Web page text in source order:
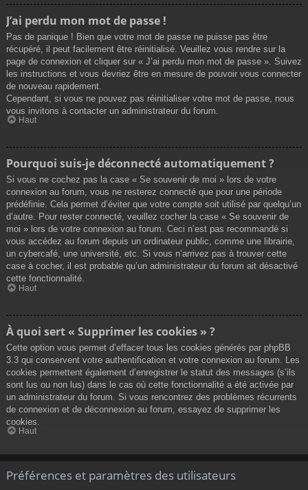
J’ai perdu mon mot de passe !
Pas de panique ! Bien que votre mot de passe ne puisse pas être
récupéré, il peut facilement être réinitialisé. Veuillez vous rendre sur la
page de connexion et cliquer sur « J’ai perdu mon mot de passe ». Suivez
les instructions et vous devriez être en mesure de pouvoir vous connecter
de nouveau rapidement.
Cependant, si vous ne pouvez pas réinitialiser votre mot de passe, nous
vous invitons à contacter un administrateur du forum.
Haut
Pourquoi suis-je déconnecté automatiquement ?
Si vous ne cochez pas la case « Se souvenir de moi » lors de votre
connexion au forum, vous ne resterez connecté que pour une période
prédéfinie. Cela permet d’éviter que votre compte soit utilisé par quelqu’un
d’autre. Pour rester connecté, veuillez cocher la case « Se souvenir de
moi » lors de votre connexion au forum. Ceci n’est pas recommandé si
vous accédez au forum depuis un ordinateur public, comme une librairie,
un cybercafé, une université, etc. Si vous n’arrivez pas à trouver cette
case à cocher, il est probable qu’un administrateur du forum ait désactivé
cette fonctionnalité.
Haut
À quoi sert « Supprimer les cookies » ?
Cette option vous permet d’effacer tous les cookies générés par phpBB
3.3 qui conservent votre authentification et votre connexion au forum. Les
cookies permettent également d’enregistrer le statut des messages (s’ils
sont lus ou non lus) dans le cas où cette fonctionnalité a été activée par
un administrateur du forum. Si vous rencontrez des problèmes récurrents
de connexion et de déconnexion au forum, essayez de supprimer les
cookies.
Haut
Préférences et paramètres des utilisateurs